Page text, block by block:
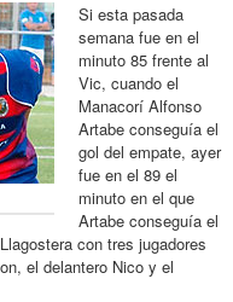
Si esta pasada
semana fue en el
minuto 85 frente al
Vic, cuando el
Manacorí Alfonso
Artabe conseguía el
gol del empate, ayer
fue en el 89 el
minuto en el que
Artabe conseguía el
con tres jugadores
el delantero Nico y el